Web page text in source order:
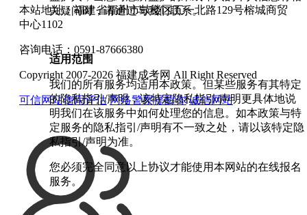
关疑问时，请通过与我们联系。
适用范围
我们的所有服务均适用本政策。但某些服务有其特定
的隐私指引/声明，该特定隐私指引/声明更具体地说
明我们在该服务中如何处理您的信息。如本政策与特
定服务的隐私指引/声明有不一致之处，请以该特定隐
私指引/声明为准。
您必须完全同意以上协议才能使用本网站的在线报名
服务。
本站地址：福建省福州市鼓楼区五一北路129号榕城商贸
中心1102
咨询电话：0591-87666380
Copyright 2007-2026 福建成考网 All Right Reserved
可信网站信用评估 网络警察提醒你 诚信网站